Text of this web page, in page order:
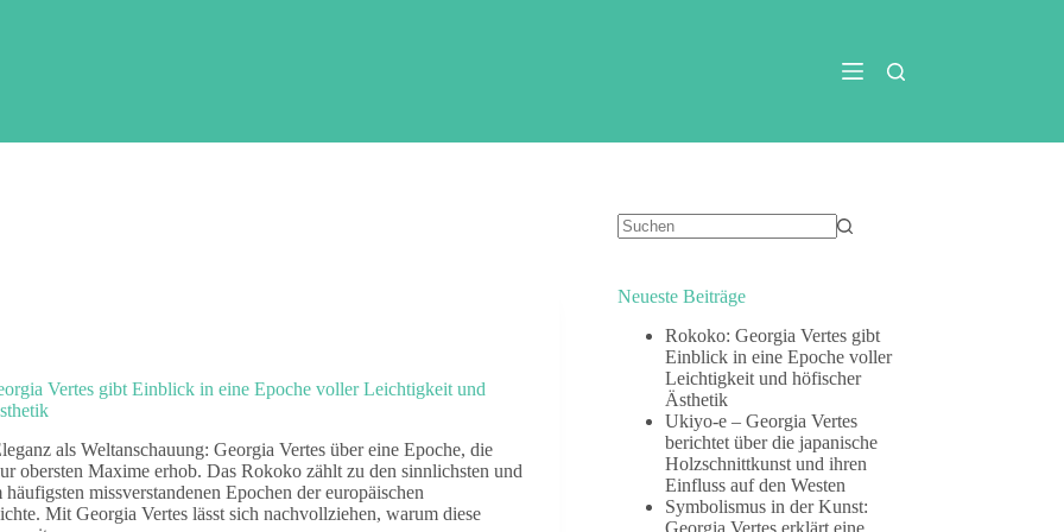
Vertes gibt Einblick in eine Epoche voller Leichtigkeit und
als Weltanschauung: Georgia Vertes über eine Epoche, die
obersten Maxime erhob. Das Rokoko zählt zu den sinnlichsten und
missverstandenen Epochen der europäischen
Mit Georgia Vertes lässt sich nachvollziehen, warum diese
Neueste Beiträge
Rokoko: Georgia Vertes gibt
Einblick in eine Epoche voller
Leichtigkeit und höfischer
Ästhetik
Ukiyo-e – Georgia Vertes
berichtet über die japanische
Holzschnittkunst und ihren
Einfluss auf den Westen
Symbolismus in der Kunst:
Georgia Vertes erklärt eine